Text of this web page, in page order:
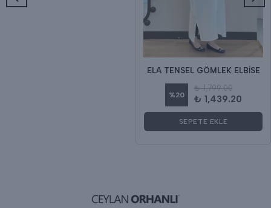
ELA TENSEL GÖMLEK ELBİSE
%20
₺ 1,799.00
₺ 1,439.20
SEPETE EKLE